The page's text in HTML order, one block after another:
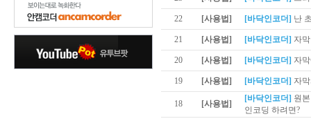
22 [사용법] [바닥인코더] 난
21 [사용법] [바닥인코더] 자
20 [사용법] [바닥인코더] 자
19 [사용법] [바닥인코더] 자
18 [사용법]
[바닥인코더] 원
인코딩 하려면?